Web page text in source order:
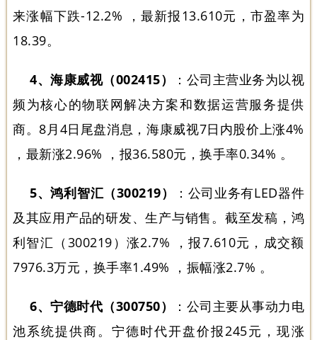
来涨幅下跌-12.2% ，最新报13.610元，市盈率为
18.39。
4、海康威视（002415）
：公司主营业务为以视
频为核心的物联网解决方案和数据运营服务提供
商。8月4日尾盘消息，海康威视7日内股价上涨4%
，最新涨2.96% ，报36.580元，换手率0.34% 。
5、鸿利智汇（300219）
：公司业务有LED器件
及其应用产品的研发、生产与销售。截至发稿，鸿
利智汇（300219）涨2.7% ，报7.610元，成交额
7976.3万元，换手率1.49% ，振幅涨2.7% 。
6、宁德时代（300750）
：公司主要从事动力电
池系统提供商。宁德时代开盘价报245元，现涨